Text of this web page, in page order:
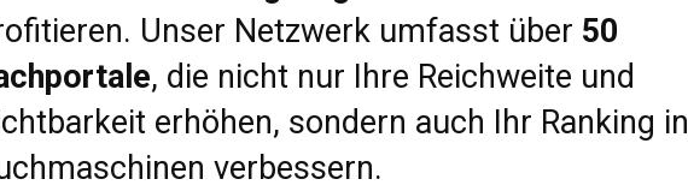
Unser Netzwerk umfasst über 50
, die nicht nur Ihre Reichweite und
erhöhen, sondern auch Ihr Ranking in
verbessern.